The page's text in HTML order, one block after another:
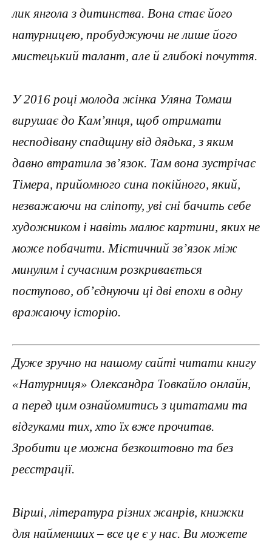
лик янгола з дитинства. Вона стає його
натурницею, пробуджуючи не лише його
мистецький талант, але й глибокі почуття.
У 2016 році молода жінка Уляна Томаш
вирушає до Кам’янця, щоб отримати
несподівану спадщину від дядька, з яким
давно втратила зв’язок. Там вона зустрічає
Тімера, прийомного сина покійного, який,
незважаючи на сліпоту, уві сні бачить себе
художником і навіть малює картини, яких не
може побачити. Містичний зв’язок між
минулим і сучасним розкривається
поступово, об’єднуючи ці дві епохи в одну
вражаючу історію.
Дуже зручно на нашому сайті читати книгу
«Натурниця» Олександра Товкайло онлайн,
а перед цим ознайомитись з цитатами та
відгуками тих, хто їх вже прочитав.
Зробити це можна безкоштовно та без
реєстрації.
Вірші, література різних жанрів, книжки
для найменших – все це є у нас. Ви можете